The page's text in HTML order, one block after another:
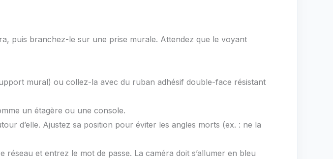
puis branchez-le sur une prise murale. Attendez que le voyant
mural) ou collez-la avec du ruban adhésif double-face résistant
un étagère ou une console.
d’elle. Ajustez sa position pour éviter les angles morts (ex. : ne la
réseau et entrez le mot de passe. La caméra doit s’allumer en bleu